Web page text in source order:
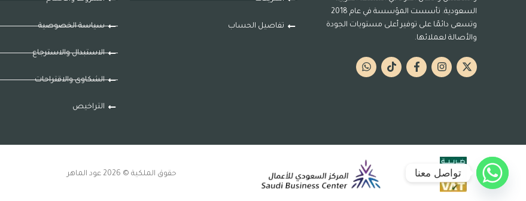
السعودية. تأسست المؤسسة في عام 2018
وتسعى دائمًا على توفير أعلى مستويات الجودة
والأصالة لعملائها.
تفاصيل الحساب سياسة الخصوصية
الاستبدال والاسترجاع
الشكاوى والاقتراحات
التراخيص
حقوق الملكية © 2026 عود الماهر تواصل معنا